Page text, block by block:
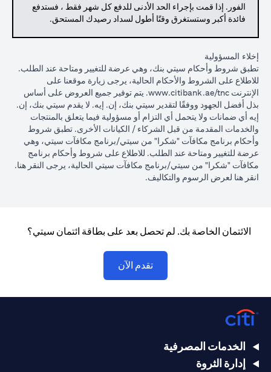
الفور. إذا قمت بإجراء الحد الأدنى للدفع كل شهر فقط ، فستدفع
فائدة أكبر وستستغرق وقتًا أطول لسداد رصيدك المستحق.
إخلاء المسؤولية
تطبق شروط وأحكام سيتي بنك، وهي عرضة للتغيير ومتاحة عند الطلب.
للاطلاع على الشروط والأحكام الحالية، يرجى زيارة موقعنا على
الإنترنت www.citibank.ae/tnc
opens in a new tab
. يتم توفير جميع العروض على أساس
بذل أفضل الجهود ووفقًا لتقدير سيتي بنك، إن. إيه. لا يقدم سيتي بنك، إن.
إيه أي ضمانات ولا يتحمل أي التزام أو مسؤولية فيما يتعلق بالمنتجات
والخدمات المقدمة من قبل الشركاء / الكيانات الأخرى. تطبق شروط
وأحكام برنامج مكافآت "شكرا" من سيتي/برنامج مكافآت سيتي، وهي
عرضة للتغيير ومتاحة عند الطلب. للاطلاع على شروط وأحكام برنامج
مكافآت "شكرا" من سيتي/برنامج مكافآت سيتي الحالية، يرجى النقر هنا.
انقر opens in a new tab
هنا لعرض الرسوم والتكاليف.
الائتمان الخاصة بك. لم تحصل بعد على بطاقة ائتمان سيتي؟
تقدم الآن
الخدمات المصرفية
إدارة الثروة